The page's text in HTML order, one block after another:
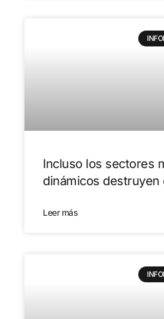
Incluso los sectores
dinámicos destruyen
Leer más